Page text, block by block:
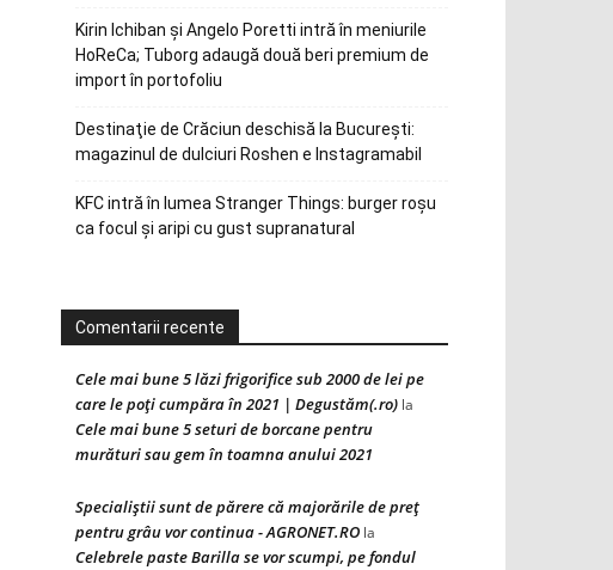
Kirin Ichiban și Angelo Poretti intră în meniurile
HoReCa; Tuborg adaugă două beri premium de
import în portofoliu
Destinaţie de Crăciun deschisă la Bucureşti:
magazinul de dulciuri Roshen e Instagramabil
KFC intră în lumea Stranger Things: burger roșu
ca focul și aripi cu gust supranatural
Comentarii recente
Cele mai bune 5 lăzi frigorifice sub 2000 de lei pe
care le poți cumpăra în 2021 | Degustăm(.ro) la
Cele mai bune 5 seturi de borcane pentru
murături sau gem în toamna anului 2021
Specialiștii sunt de părere că majorările de preț
pentru grâu vor continua - AGRONET.RO la
Celebrele paste Barilla se vor scumpi, pe fondul